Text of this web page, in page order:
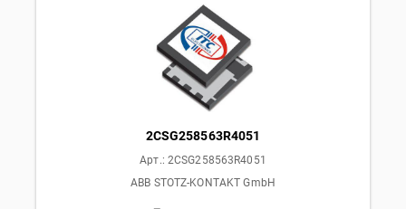
2CSG258563R4051
Арт.: 2CSG258563R4051
ABB STOTZ-KONTAKT GmbH